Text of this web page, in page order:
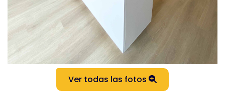
Ver todas las fotos